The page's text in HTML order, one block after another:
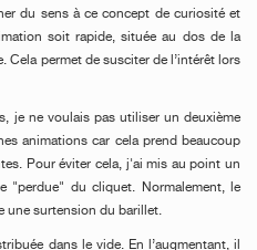
du sens à ce concept de curiosité et
soit rapide, située au dos de la
Cela permet de susciter de l’intérêt lors
je ne voulais pas utiliser un deuxième
animations car cela prend beaucoup
Pour éviter cela, j'ai mis au point un
"perdue" du cliquet. Normalement, le
une surtension du barillet.
dans le vide. En l’augmentant, il